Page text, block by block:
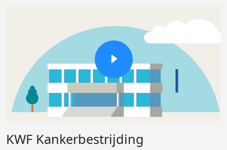
KWF Kankerbestrijding